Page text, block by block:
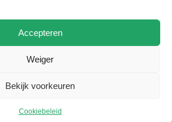
Accepteren
Weiger
Bekijk voorkeuren
Cookiebeleid